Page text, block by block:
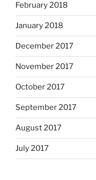
February 2018
January 2018
December 2017
November 2017
October 2017
September 2017
August 2017
July 2017